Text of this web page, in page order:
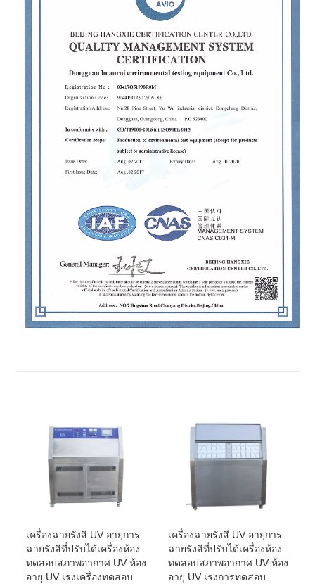
เครื่องฉายรังสี UV อายุการ
ฉายรังสีที่ปรับได้เครื่องห้อง
ทดสอบสภาพอากาศ UV ห้อง
อายุ UV เร่งเครื่องทดสอบ
เครื่องฉายรังสี UV อายุการ
ฉายรังสีที่ปรับได้เครื่องห้อง
ทดสอบสภาพอากาศ UV ห้อง
อายุ UV เร่งการทดสอบ